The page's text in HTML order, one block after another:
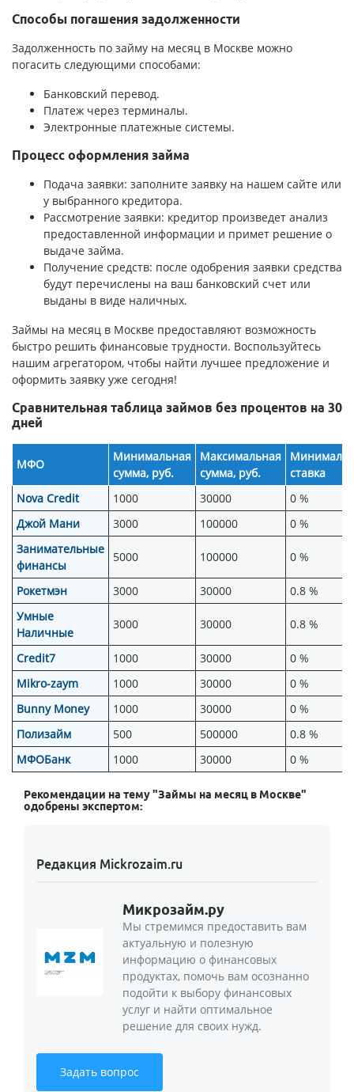
Способы погашения задолженности
Задолженность по займу на месяц в Москве можно
погасить следующими способами:
Банковский перевод.
Платеж через терминалы.
Электронные платежные системы.
Процесс оформления займа
Подача заявки: заполните заявку на нашем сайте или
у выбранного кредитора.
Рассмотрение заявки: кредитор произведет анализ
предоставленной информации и примет решение о
выдаче займа.
Получение средств: после одобрения заявки средства
будут перечислены на ваш банковский счет или
выданы в виде наличных.
Займы на месяц в Москве предоставляют возможность
быстро решить финансовые трудности. Воспользуйтесь
нашим агрегатором, чтобы найти лучшее предложение и
оформить заявку уже сегодня!
Сравнительная таблица займов без процентов на 30
дней
МФО
Минимальная
сумма, руб.
Максимальная
сумма, руб.
ставка
Nova Credit
1000 30000
0 %
Джой Мани
3000 100000
0 %
Занимательные
финансы
5000 100000 0 %
Рокетмэн 3000 30000
0.8 %
Умные
Наличные
3000 30000 0.8 %
Credit7 1000 30000
0 %
Mikro-zaym
1000 30000
0 %
Bunny Money
1000 30000
0 %
Полизайм
500 500000
0.8 %
МФОБанк
1000 30000 0 %
Рекомендации на тему "Займы на месяц в Москве"
одобрены экспертом:
Редакция Mickrozaim.ru
Микрозайм.ру
Мы стремимся предоставить вам
актуальную и полезную
информацию о финансовых
продуктах, помочь вам осознанно
подойти к выбору финансовых
услуг и найти оптимальное
решение для своих нужд.
Задать вопрос